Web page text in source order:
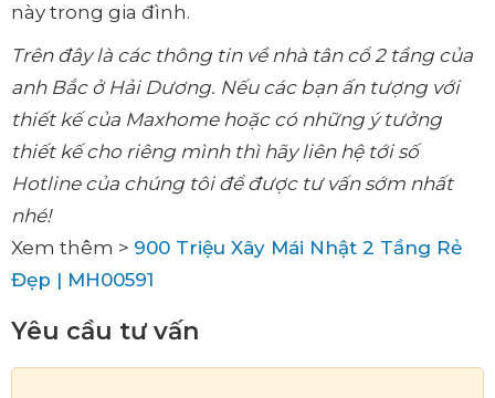
này trong gia đình.
Trên đây là các thông tin về nhà tân cổ 2 tầng của
anh Bắc ở Hải Dương. Nếu các bạn ấn tượng với
thiết kế của Maxhome hoặc có những ý tưởng
thiết kế cho riêng mình thì hãy liên hệ tới số
Hotline của chúng tôi để được tư vấn sớm nhất
nhé!
Xem thêm > 900 Triệu Xây Mái Nhật 2 Tầng Rẻ
Đẹp | MH00591
Yêu cầu tư vấn